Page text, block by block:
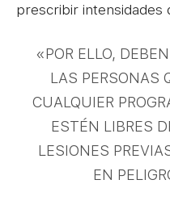
prescribir intensidades
«POR ELLO,
LAS PERSONAS
CUALQUIER
ESTÉN LIBRES
LESIONES
EN